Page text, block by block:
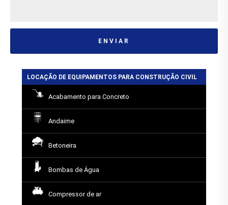
ENVIAR
LOCAÇÃO DE EQUIPAMENTOS PARA CONSTRUÇÃO CIVIL
Acabamento para Concreto
Andaime
Betoneira
Bombas de Água
Compressor de ar